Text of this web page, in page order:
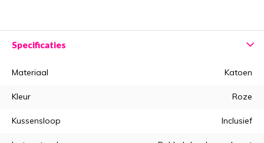
Specificaties
Materiaal Katoen
Kleur Roze
Kussensloop Inclusief